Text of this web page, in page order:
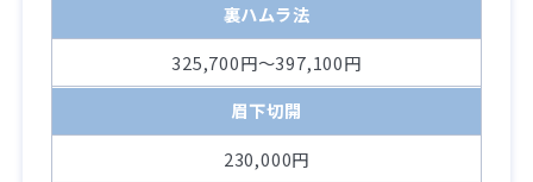
裏ハムラ法
325,700円～397,100円
眉下切開
230,000円